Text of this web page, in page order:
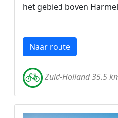
het gebied boven
Naar route
Zuid-Holland 35.5